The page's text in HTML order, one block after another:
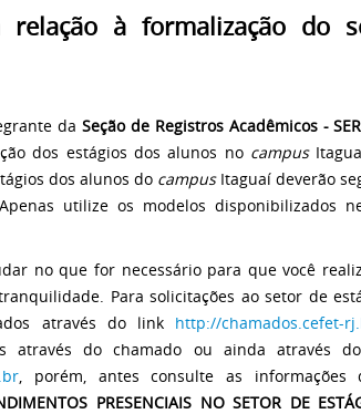
relação à formalização do
daSeção de Registros Acadêmicos -
dos estágios dos alunos no campus
dos alunos do campusItaguaí deverão
utilize os modelos disponibilizados
no que for necessário para que você
Para solicitações ao setor de
através do link http://chamados.cefet-
através do chamado ou ainda através
, porém, antes consulte as informações
PRESENCIAIS NO SETOR DE